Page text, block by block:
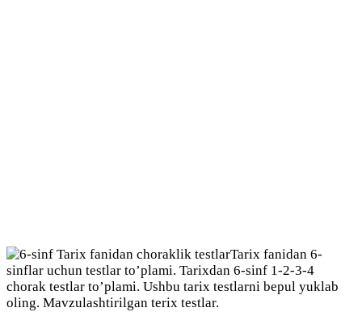
Tarix fanidan 6-
sinflar uchun testlar to’plami. Tarixdan 6-sinf 1-2-3-4
chorak testlar to’plami. Ushbu tarix testlarni bepul yuklab
oling. Mavzulashtirilgan terix testlar.